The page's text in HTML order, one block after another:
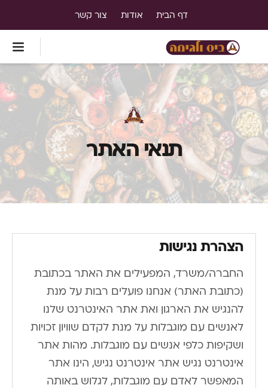
דף הבית אודות צור קשר
תנאי האתר
הצהרת נגישות
החברה/משרד, המפעילים את האתר בכתובת
(כתובת האתר) אנחנו פועלים רבות על מנת
להנגיש את הארגון ואת אתר האינטרנט שלנו
לאנשים עם מוגבלות על מנת לקדם שוויון זכויות
ושקיפות כלפי אנשים עם מוגבלות. מהות אתר
אינטרנט נגיש אתר אינטרנט נגיש, הינו אתר
המאפשר לאדם עם מוגבלות, לגלוש באותה